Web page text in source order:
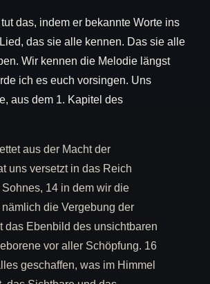
das, indem er bekannte Worte ins
das sie alle kennen. Das sie alle
Wir kennen die Melodie längst
ich es euch vorsingen. Uns
aus dem 1. Kapitel des
aus der Macht der
uns versetzt in das Reich
14 in dem wir die
die Vergebung der
das Ebenbild des unsichtbaren
vor aller Schöpfung. 16
geschaffen, was im Himmel